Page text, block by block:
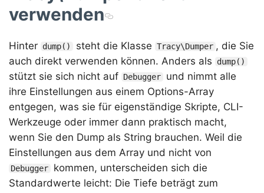
verwenden
Hinter dump() steht die Klasse Tracy\Dumper , die Sie
auch direkt verwenden können. Anders als
dump()
stützt sie sich nicht auf Debugger
und nimmt alle
ihre Einstellungen aus einem Options-Array
entgegen, was sie für eigenständige Skripte, CLI-
Werkzeuge oder immer dann praktisch macht,
wenn Sie den Dump als String brauchen. Weil die
Einstellungen aus dem Array und nicht von
Debugger
kommen, unterscheiden sich die
Standardwerte leicht: Die Tiefe beträgt zum